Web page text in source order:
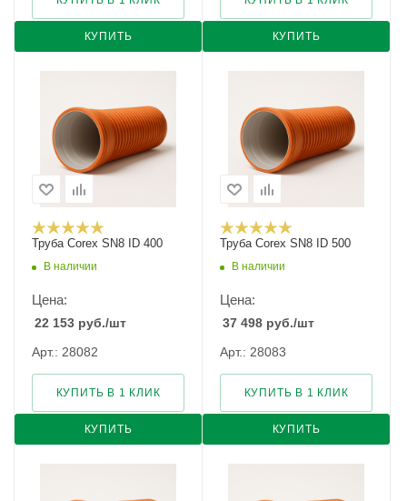
КУПИТЬ КУПИТЬ
Труба Corex SN8 ID 400
В наличии
Цена:
22 153 руб./шт
Арт.: 28082
КУПИТЬ
КУПИТЬ В 1 КЛИК
Труба Corex SN8 ID 500
В наличии
Цена:
37 498 руб./шт
Арт.: 28083
КУПИТЬ
КУПИТЬ В 1 КЛИК